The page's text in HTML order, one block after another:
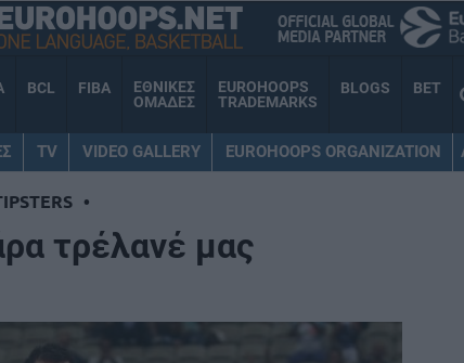
BCL FIBA
ΕΘΝΙΚΕΣ
ΟΜΑΔΕΣ
EUROHOOPS
TRADEMARKS
BLOGS BET
TV VIDEO GALLERY EUROHOOPS ORGANIZATION
•
τρέλανέ μας